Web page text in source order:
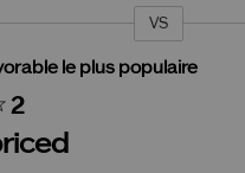
VS
le plus populaire
2